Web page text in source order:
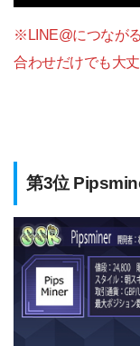
※LINE@につなが
合わせだけでも大丈
第3位